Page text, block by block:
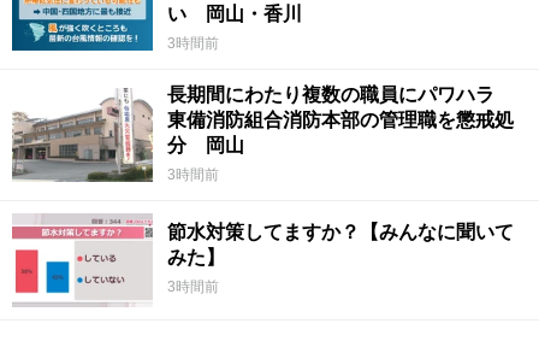
い 岡山・香川
3時間前
長期間にわたり複数の職員にパワハラ
東備消防組合消防本部の管理職を懲戒処
分 岡山
3時間前
節水対策してますか？【みんなに聞いて
みた】
3時間前